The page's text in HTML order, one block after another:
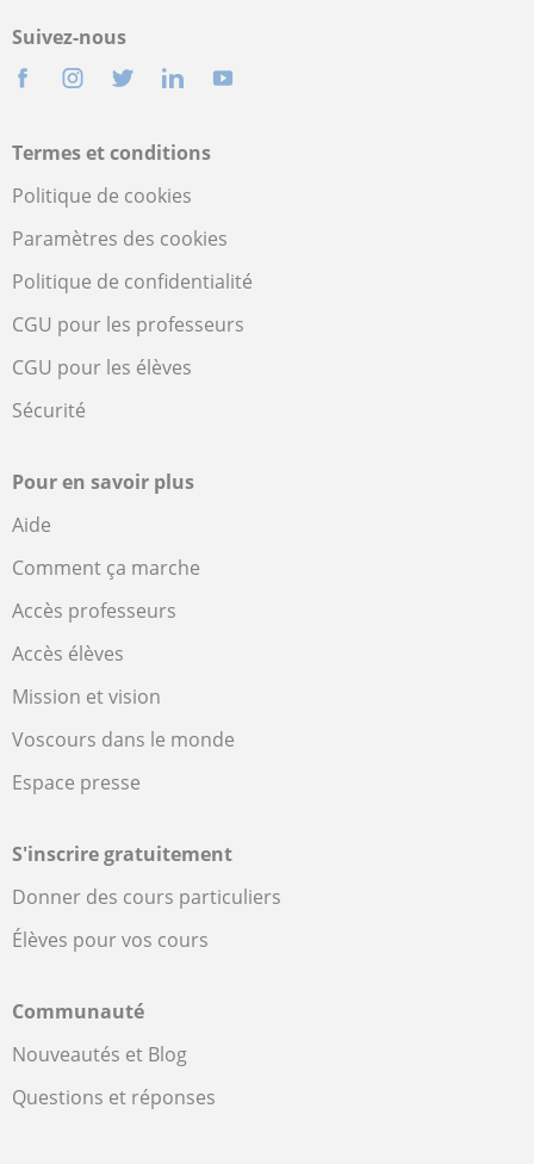
Suivez-nous
Termes et conditions
Politique de cookies
Paramètres des cookies
Politique de confidentialité
CGU pour les professeurs
CGU pour les élèves
Sécurité
Pour en savoir plus
Aide
Comment ça marche
Accès professeurs
Accès élèves
Mission et vision
Voscours dans le monde
Espace presse
S'inscrire gratuitement
Donner des cours particuliers
Élèves pour vos cours
Communauté
Nouveautés et Blog
Questions et réponses